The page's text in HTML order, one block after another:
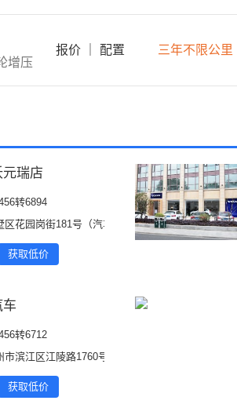
增压
报价 配置 三年不限公里
瑞店
转6894
区花园岗街181号（汽车城斜对面）
获取低价
车
转6712
市滨江区江陵路1760号（沃尔沃汽车博物馆）
获取低价